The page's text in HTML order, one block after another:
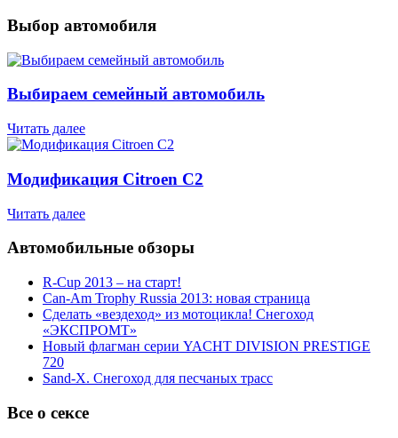
Выбор автомобиля
Выбираем семейный автомобиль
Читать далее
Модификация Citroen С2
Читать далее
Автомобильные обзоры
R-Cup 2013 – на старт!
Can-Am Trophy Russia 2013: новая страница
Сделать «вездеход» из мотоцикла! Снегоход
«ЭКСПРОМТ»
Новый флагман серии YACHT DIVISION PRESTIGE
720
Sand-X. Снегоход для песчаных трасс
Все о сексе